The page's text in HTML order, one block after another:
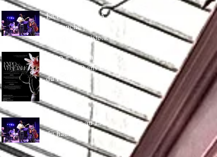
La Ducasse au LA
:Dimanche piano
Bar AVec bapiste
coppens
Expo « Végetale »
pour Les 10 ans LA
du Hautbois
La Ducasse au LA
du hautbois